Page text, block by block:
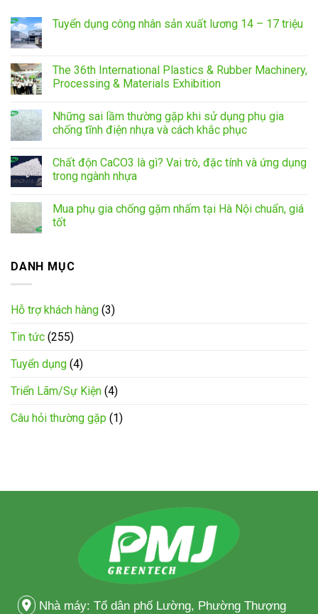
Tuyển dụng công nhân sản xuất lương 14 – 17 triệu
The 36th International Plastics & Rubber Machinery,
Processing & Materials Exhibition
Những sai lầm thường gặp khi sử dụng phụ gia
chống tĩnh điện nhựa và cách khắc phục
Chất độn CaCO3 là gì? Vai trò, đặc tính và ứng dụng
trong ngành nhựa
Mua phụ gia chống gặm nhấm tại Hà Nội chuẩn, giá
tốt
DANH MỤC
Hỗ trợ khách hàng (3)
Tin tức (255)
Tuyển dụng (4)
Triển Lãm/Sự Kiện (4)
Câu hỏi thường gặp (1)
Nhà máy: Tổ dân phố Lường, Phường Thượng